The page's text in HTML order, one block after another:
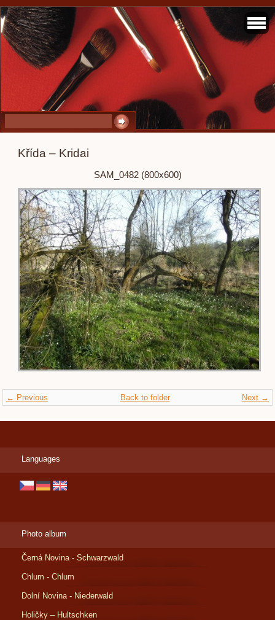
Křída – Kridai
SAM_0482 (800x600)
← Previous Next →
Back to folder
Languages
Photo album
Černá Novina - Schwarzwald
Chlum - Chlum
Dolní Novina - Niederwald
Holičky – Hultschken